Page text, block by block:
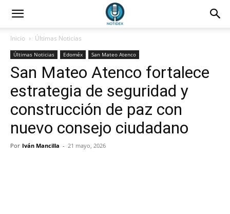
Inicio Últimas Noticias
Últimas Noticias Edoméx San Mateo Atenco
San Mateo Atenco fortalece
estrategia de seguridad y
construcción de paz con
nuevo consejo ciudadano
Por Iván Mancilla - 21 mayo, 2026